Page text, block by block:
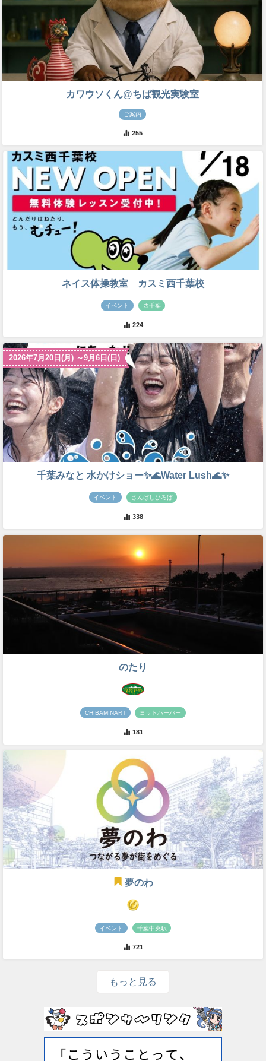
カワウソくん@ちば観光実験室
ご案内
255
ネイス体操教室 カスミ西千葉校
イベント 西千葉
224
2026年7月20日(月) ～9月6日(日)
千葉みなと 水かけショー✨🌊Water Lush🌊✨
イベント さんばしひろば
338
のたり
CHIBAMINART ヨットハーバー
181
夢のわ
イベント 千葉中央駅
721
もっと見る